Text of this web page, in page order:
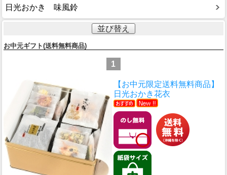
日光おかき 味風鈴
並び替え
お中元ギフト(送料無料商品)
1
【お中元限定送料無料商品】
日光おかき花衣